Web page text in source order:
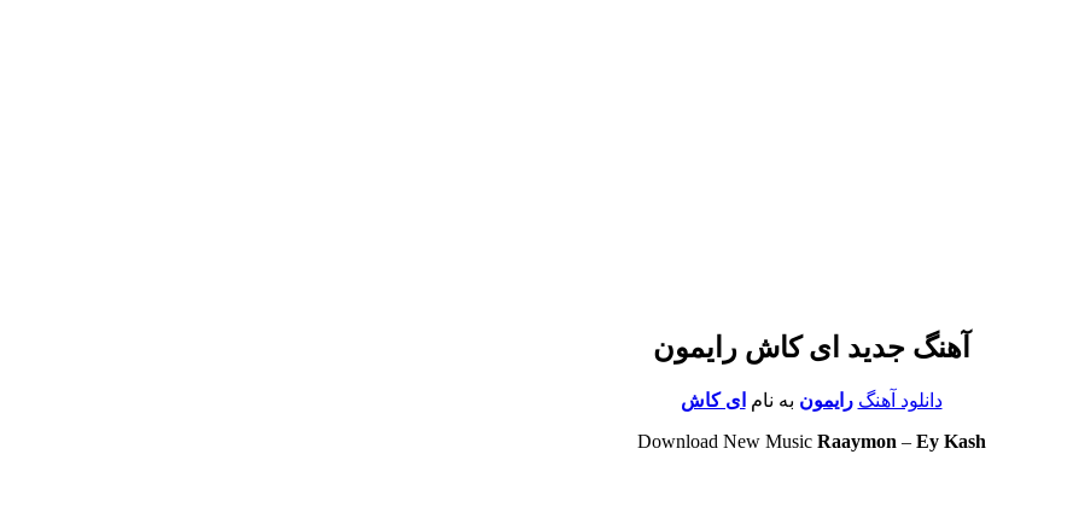
آهنگ جدید ای کاش رایمون
دانلود آهنگ رایمون به نام ای کاش
Download New Music Raaymon – Ey Kash